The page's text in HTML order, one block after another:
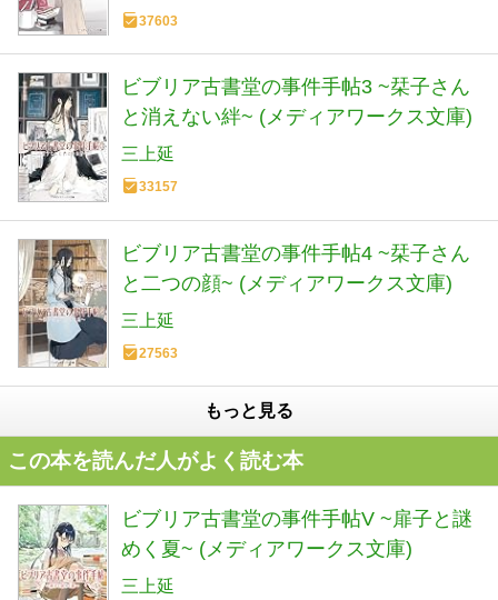
37603
ビブリア古書堂の事件手帖3 ~栞子さん
と消えない絆~ (メディアワークス文庫)
三上延
33157
ビブリア古書堂の事件手帖4 ~栞子さん
と二つの顔~ (メディアワークス文庫)
三上延
27563
もっと見る
この本を読んだ人がよく読む本
ビブリア古書堂の事件手帖V ~扉子と謎
めく夏~ (メディアワークス文庫)
三上延